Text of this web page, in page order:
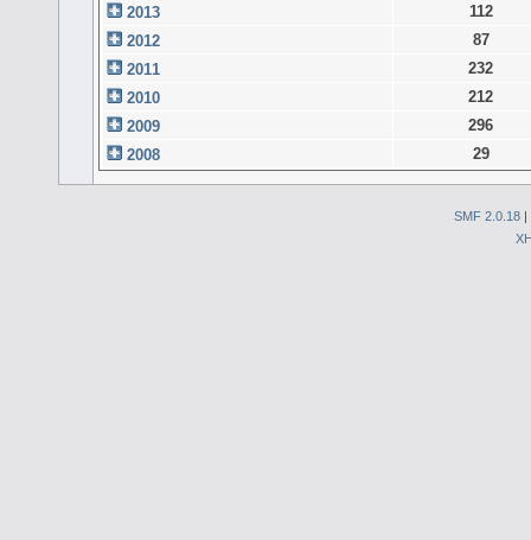
2013
112
2012
87
2011
232
2010
212
2009
296
2008
29
SMF 2.0.18 |